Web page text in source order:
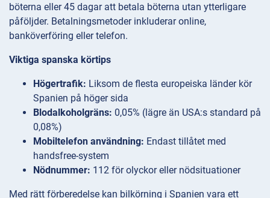
böterna eller 45 dagar att betala böterna utan ytterligare
påföljder. Betalningsmetoder inkluderar online,
banköverföring eller telefon.
Viktiga spanska körtips
Högertrafik: Liksom de flesta europeiska länder kör
Spanien på höger sida
Blodalkoholgräns: 0,05% (lägre än USA:s standard på
0,08%)
Mobiltelefon användning: Endast tillåtet med
handsfree-system
Nödnummer: 112 för olyckor eller nödsituationer
Med rätt förberedelse kan bilkörning i Spanien vara ett